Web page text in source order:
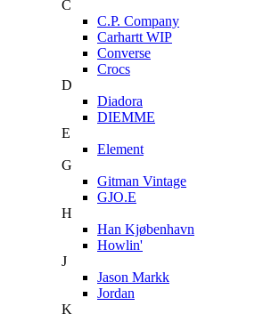
C
C.P. Company
Carhartt WIP
Converse
Crocs
D
Diadora
DIEMME
E
Element
G
Gitman Vintage
GJO.E
H
Han Kjøbenhavn
Howlin'
J
Jason Markk
Jordan
K